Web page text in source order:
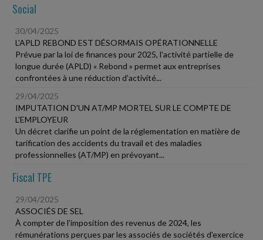
Social
30/04/2025
L'APLD REBOND EST DÉSORMAIS OPÉRATIONNELLE
Prévue par la loi de finances pour 2025, l'activité partielle de
longue durée (APLD) « Rebond » permet aux entreprises
confrontées à une réduction d'activité...
29/04/2025
IMPUTATION D'UN AT/MP MORTEL SUR LE COMPTE DE
L'EMPLOYEUR
Un décret clarifie un point de la réglementation en matière de
tarification des accidents du travail et des maladies
professionnelles (AT/MP) en prévoyant...
Fiscal TPE
29/04/2025
ASSOCIÉS DE SEL
À compter de l'imposition des revenus de 2024, les
rémunérations perçues par les associés de sociétés d'exercice